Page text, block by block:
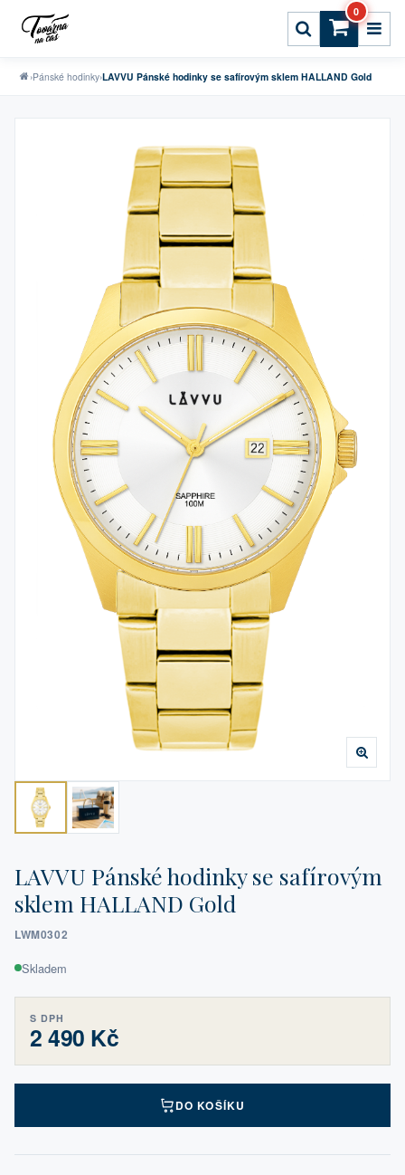
0
›Pánské hodinky›LAVVU Pánské hodinky se safírovým sklem HALLAND Gold
LAVVU Pánské hodinky se safírovým
sklem HALLAND Gold
LWM0302
Skladem
S DPH
2 490 Kč
DO KOŠÍKU